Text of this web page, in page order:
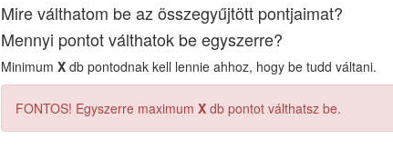
Mire válthatom be az összegyűjtött pontjaimat?
Mennyi pontot válthatok be egyszerre?
Minimum X db pontodnak kell lennie ahhoz, hogy be tudd váltani.
FONTOS! Egyszerre maximum X db pontot válthatsz be.